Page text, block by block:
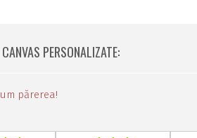
PERSONALIZATE:
părerea!